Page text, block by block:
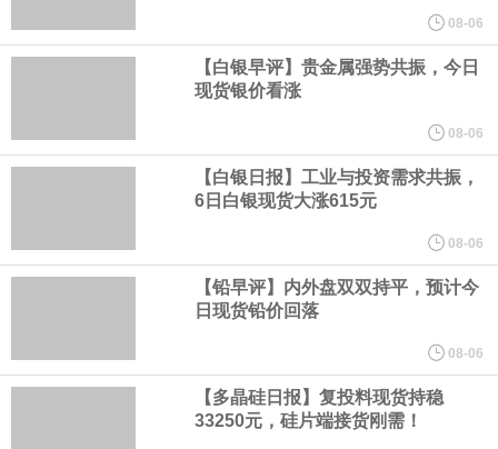
全球科技股波动性的加剧。 日本市场中，软银股价收盘下跌4.4%，
芯片设备制造商东京电子股价下跌近6%，日本存储芯片制造商铠侠
股价下跌超过10%。
WPP股价料创1992年以来最大单日涨幅，上涨25%至11个月高位。
谷歌规划的印度数据中心枢纽建设工作正在如火如荼推进，项目所
在地上方的山坡已经被开挖，露出赤红土层，并修出层层台地。但
环保人士的反对声浪持续高涨，给这家美国科技巨头总规模 150 亿
08-06
【白银早评】贵金属强势共振，今日
现货银价看涨
08-06
【白银日报】工业与投资需求共振，
6日白银现货大涨615元
08-06
【铅早评】内外盘双双持平，预计今
日现货铅价回落
08-06
【多晶硅日报】复投料现货持稳
33250元，硅片端接货刚需！